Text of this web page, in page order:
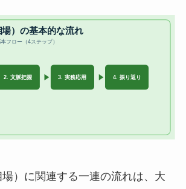
）に関連する一連の流れは、大